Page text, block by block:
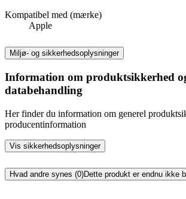
Kompatibel med (mærke)
Apple
Miljø- og sikkerhedsoplysninger
Information om produktsikkerhed
databehandling
Her finder du information om generel
producentinformation
Vis sikkerhedsoplysninger
Hvad andre synes (0)Dette produkt er endnu ikke